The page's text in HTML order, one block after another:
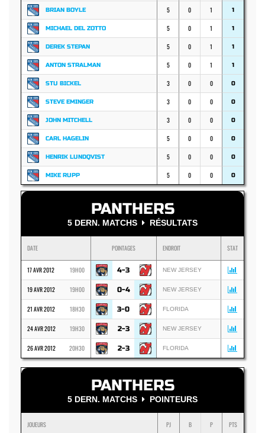
BRIAN BOYLE 5 0 1 1
MICHAEL DEL ZOTTO 5 0 1 1
DEREK STEPAN 5 0 1 1
ANTON STRALMAN 5 0 1 1
STU BICKEL 3 0 0 0
STEVE EMINGER 3 0 0 0
JOHN MITCHELL 3 0 0 0
CARL HAGELIN 5 0 0 0
HENRIK LUNDQVIST 5 0 0 0
MIKE RUPP 5 0 0 0
PANTHERS
5 DERN. MATCHS RÉSULTATS
DATE POINTAGES ENDROIT STAT
17 AVR 2012 19H00 4-3 NEW JERSEY
19 AVR 2012 19H00 0-4 NEW JERSEY
21 AVR 2012 18H30 3-0 FLORIDA
24 AVR 2012 19H30 2-3 NEW JERSEY
26 AVR 2012 20H30 2-3 FLORIDA
PANTHERS
5 DERN. MATCHS POINTEURS
JOUEURS PJ B P PTS